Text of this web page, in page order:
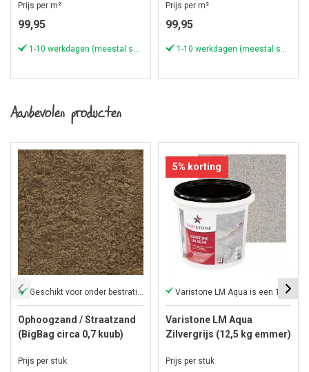
Prijs per m²
99,95
1-10 werkdagen (meestal sneller)
Prijs per m²
99,95
1-10 werkdagen (meestal sneller)
Aanbevolen producten
Geschikt voor onder bestrating
Ophoogzand / Straatzand
(BigBag circa 0,7 kuub)
Prijs per stuk
5% korting
Varistone LM Aqua is een 1-component
Varistone LM Aqua
Zilvergrijs (12,5 kg emmer)
Prijs per stuk